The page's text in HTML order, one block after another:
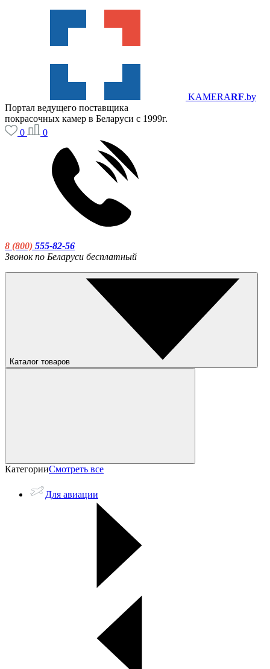
KAMERARF.by
Портал ведущего поставщика
покрасочных камер в Беларуси с 1999г.
0
0
8 (800) 555-82-56
Звонок по Беларуси бесплатный
Каталог товаров
КатегорииСмотреть все
Для авиации